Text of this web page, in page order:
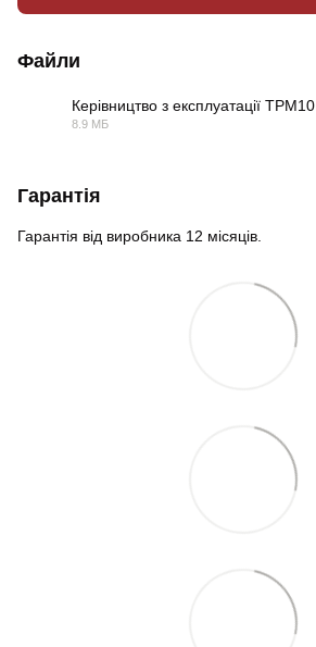
Файли
Керівництво з експлуатації ТРМ10
8.9 МБ
Гарантія
Гарантія від виробника 12 місяців.